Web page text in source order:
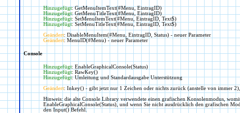
Hinzugefügt: GetMenuItemText(#Menu, EintragID)
Hinzugefügt: GetMenuTitleText(#Menu, EintragID)
Hinzugefügt: SetMenuItemText(#Menu, EintragID, Text$)
Hinzugefügt: SetMenuTitleText(#Menu, EintragID, Text$)
Geändert: DisableMenuItem(#Menu, EintragID, Status) - neuer Parameter
Geändert: MenuID(#Menu) - neuer Parameter
Console
Hinzugefügt: EnableGraphicalConsole(Status)
Hinzugefügt: RawKey()
Hinzugefügt: Umleitung und Standardausgabe Unterstützung
Geändert: Inkey() - gibt jetzt nur 1 Zeichen oder nichts zurück (anstelle von immer
Hinweis: die alte Console Library verwendete einen grafischen Konsolenmodus,
EnableGraphicalConsole(Status), und wenn Sie nicht ausdrücklich den grafischen
den Input() Befehl.